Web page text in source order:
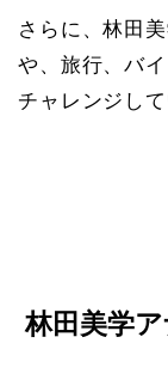
さらに、林田
や、旅行、バ
チャレンジし
林田美学